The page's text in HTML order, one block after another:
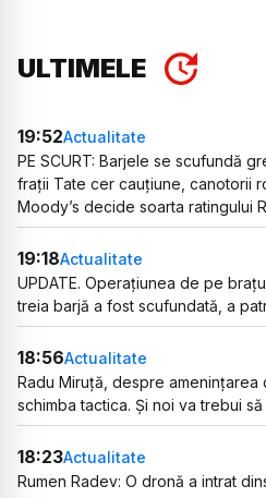
ULTIMELE
19:52Actualitate
PE SCURT: Barjele se scufundă
frații Tate cer cauțiune, canotorii
Moody’s decide soarta ratingului
19:18Actualitate
UPDATE. Operațiunea de pe
treia barjă a fost scufundată, a
18:56Actualitate
Radu Miruță, despre amenințarea
schimba tactica. Și noi va trebui
18:23Actualitate
Rumen Radev: O dronă a intrat